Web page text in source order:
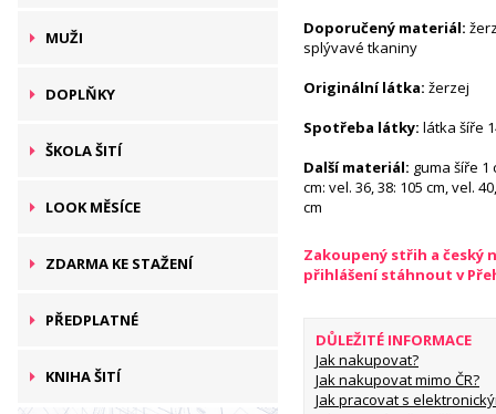
MUŽI
DOPLŇKY
ŠKOLA ŠITÍ
LOOK MĚSÍCE
ZDARMA KE STAŽENÍ
PŘEDPLATNÉ
KNIHA ŠITÍ
Doporučený materiál:
splývavé tkaniny
Originální látka: žerzej
Spotřeba látky: látka šíře
Další materiál: guma šíře 1
cm: vel. 36, 38: 105 cm, vel.
cm
Zakoupený střih a český
přihlášení stáhnout v
DŮLEŽITÉ INFORMACE
Jak nakupovat?
Jak nakupovat mimo ČR?
Jak pracovat s